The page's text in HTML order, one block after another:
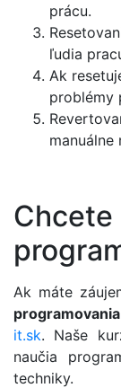
prácu.
ľudia
Ak
problémy
manuálne
Chcete
Ak máte
programovania
it.sk. Naše
naučia
techniky.